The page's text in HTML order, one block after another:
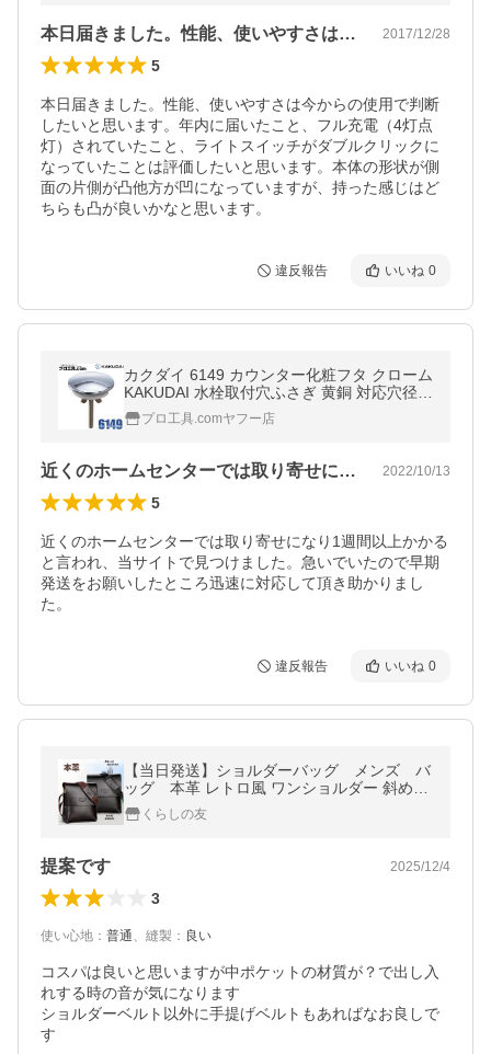
本日届きました。性能、使いやすさは今か… 2017/12/28
5
本日届きました。性能、使いやすさは今からの使用で判断
したいと思います。年内に届いたこと、フル充電（4灯点
灯）されていたこと、ライトスイッチがダブルクリックに
なっていたことは評価したいと思います。本体の形状が側
面の片側が凸他方が凹になっていますが、持った感じはど
ちらも凸が良いかなと思います。
違反報告 いいね 0
カクダイ 6149 カウンター化粧フタ クローム
KAKUDAI 水栓取付穴ふさぎ 黄銅 対応穴径2
4〜40ミリ はさみ込み厚最大45ミリ 陶器穴
カウンター穴 (送料区分：A)
プロ工具.comヤフー店
近くのホームセンターでは取り寄せになり… 2022/10/13
5
近くのホームセンターでは取り寄せになり1週間以上かかる
と言われ、当サイトで見つけました。急いでいたので早期
発送をお願いしたところ迅速に対応して頂き助かりまし
た。
違反報告 いいね 0
【当日発送】ショルダーバッグ メンズ バ
ッグ 本革 レトロ風 ワンショルダー 斜め掛
け 軽量 男女兼用 メンズギフト 30代 40代 50
代60代鞄 耐摩設計
くらしの友
提案です 2025/12/4
3
使い心地 ： 普通、 縫製 ： 良い
コスパは良いと思いますが中ポケットの材質が？で出し入
れする時の音が気になります
ショルダーベルト以外に手提げベルトもあればなお良しで